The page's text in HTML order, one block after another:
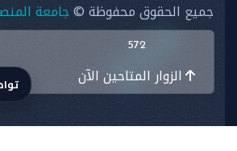
جميع الحقوق محفوظة ©جامعة
572
الزوار المتاحين الآن